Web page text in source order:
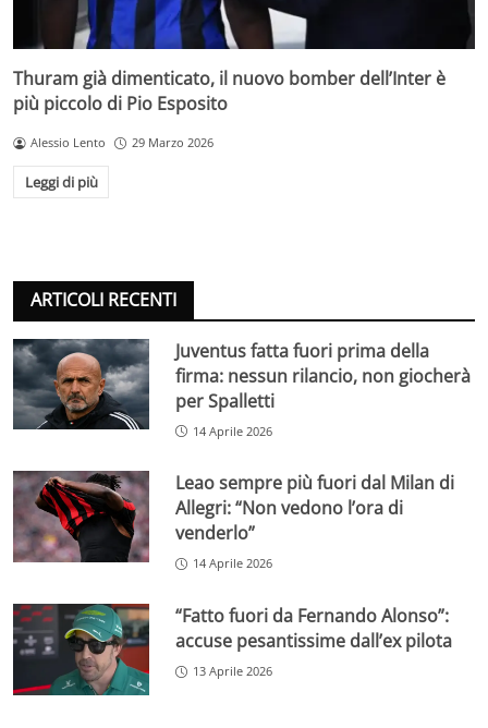
Thuram già dimenticato, il nuovo bomber dell’Inter è
più piccolo di Pio Esposito
Alessio Lento 29 Marzo 2026
Leggi di più
ARTICOLI RECENTI
Juventus fatta fuori prima della
firma: nessun rilancio, non giocherà
per Spalletti
14 Aprile 2026
Leao sempre più fuori dal Milan di
Allegri: “Non vedono l’ora di
venderlo”
14 Aprile 2026
“Fatto fuori da Fernando Alonso”:
accuse pesantissime dall’ex pilota
13 Aprile 2026